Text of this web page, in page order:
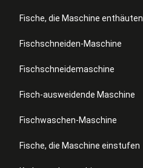
Fische, die Maschine enthäuten
Fischschneiden-Maschine
Fischschneidemaschine
Fisch-ausweidende Maschine
Fischwaschen-Maschine
Fische, die Maschine einstufen